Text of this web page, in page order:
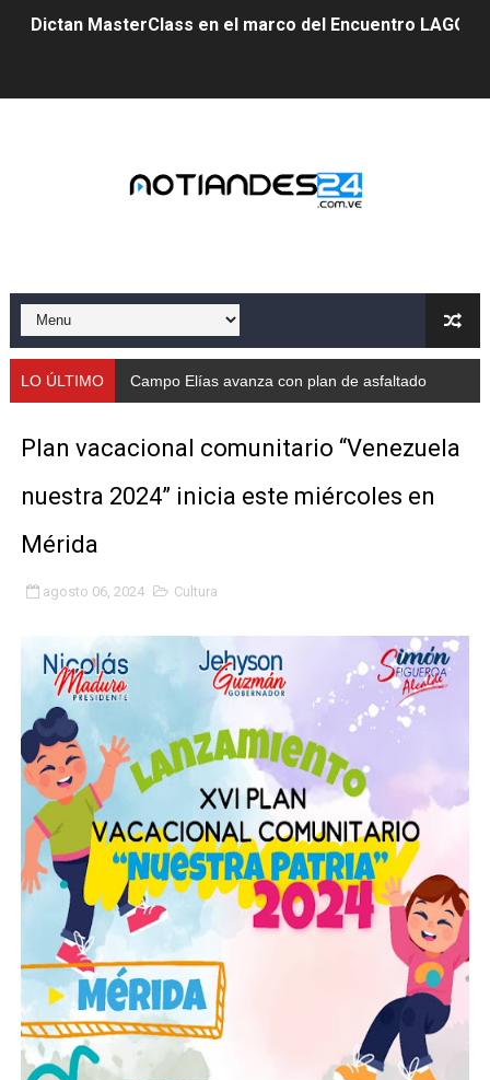
Dictan MasterClass en el marco del Encuentro LAGO
Gobernador Arnaldo Sánchez apadrina a más de 993
Mérida fortalece su reserva deportiva de cara a
Gobernación de Mérida instalará mesa de trabajo con
Instituto Nacional de Nutrición celebra Semana
Gobernación de Mérida fortalece el desarrollo
Corposalud inició talleres para aspirantes al curso de
Fortalecen formación académica de médicos en
Fortaleciendo la economía comunal en El Vigía con
Campo Elías consolida plan de bacheo en el sector La
Fundecem inició con éxito el taller vacacional de
El Lactario del Iahula celebra la Semana Mundial de la
Plan Vacacional "Venezuela Ríe 2026" brinda
LO ÚLTIMO Campo Elías avanza con plan de asfaltado
Plan vacacional comunitario “Venezuela
nuestra 2024” inicia este miércoles en
Mérida
agosto 06, 2024 Cultura